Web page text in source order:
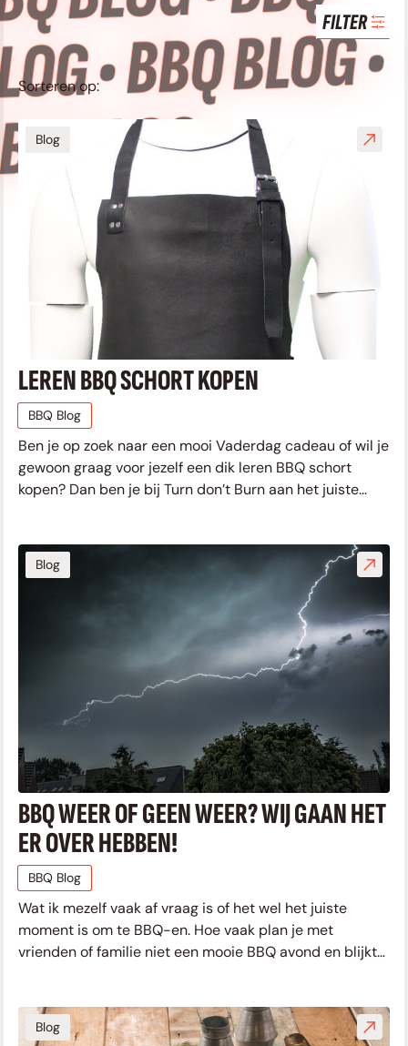
• BBQ BLOG •
BLOG
FILTER
Sorteren op:
LEREN BBQ SCHORT KOPEN
BBQ Blog
Ben je op zoek naar een mooi Vaderdag cadeau of wil je
gewoon graag voor jezelf een dik leren BBQ schort
kopen? Dan ben je bij Turn don’t Burn aan het juiste
Blog
BBQ WEER OF GEEN WEER? WIJ GAAN HET
ER OVER HEBBEN!
BBQ Blog
Wat ik mezelf vaak af vraag is of het wel het juiste
moment is om te BBQ-en. Hoe vaak plan je met
vrienden of familie niet een mooie BBQ avond en blijkt
Blog
Blog